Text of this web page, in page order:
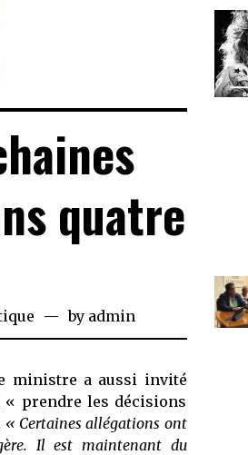
quatre
by admin
ministre a aussi invité
prendre les décisions
« Certaines allégations ont
Il est maintenant du